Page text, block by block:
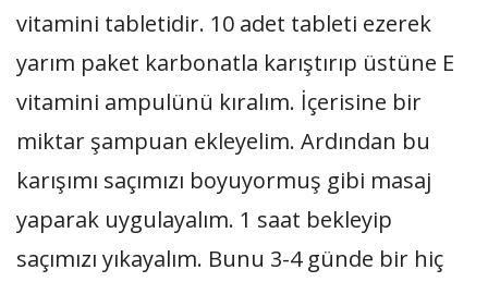
vitamini tabletidir. 10 adet tableti ezerek
yarım paket karbonatla karıştırıp üstüne E
vitamini ampulünü kıralım. İçerisine bir
miktar şampuan ekleyelim. Ardından bu
karışımı saçımızı boyuyormuş gibi masaj
yaparak uygulayalım. 1 saat bekleyip
saçımızı yıkayalım. Bunu 3-4 günde bir hiç